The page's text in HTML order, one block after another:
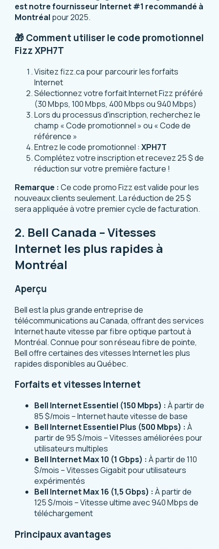
est notre fournisseur Internet #1 recommandé à
Montréal pour 2025.
🎁 Comment utiliser le code promotionnel
Fizz XPH7T
Visitezfizz.ca pour parcourir les forfaits
Internet
Sélectionnez votre forfait Internet Fizz préféré
(30 Mbps, 100 Mbps, 400 Mbps ou 940 Mbps)
Lors du processus d'inscription, recherchez le
champ « Code promotionnel » ou « Code de
référence »
Entrez le code promotionnel : XPH7T
Complétez votre inscription et recevez 25 $ de
réduction sur votre première facture !
Remarque : Ce code promo Fizz est valide pour les
nouveaux clients seulement. La réduction de 25 $
sera appliquée à votre premier cycle de facturation.
2. Bell Canada – Vitesses
Internet les plus rapides à
Montréal
Aperçu
Bell est la plus grande entreprise de
télécommunications au Canada, offrant des services
Internet haute vitesse par fibre optique partout à
Montréal. Connue pour son réseau fibre de pointe,
Bell offre certaines des vitesses Internet les plus
rapides disponibles au Québec.
Forfaits et vitesses Internet
Bell Internet Essentiel (150 Mbps) : À partir de
85 $/mois – Internet haute vitesse de base
Bell Internet Essentiel Plus (500 Mbps) : À
partir de 95 $/mois – Vitesses améliorées pour
utilisateurs multiples
Bell Internet Max 10 (1 Gbps) : À partir de 110
$/mois – Vitesses Gigabit pour utilisateurs
expérimentés
Bell Internet Max 16 (1,5 Gbps) : À partir de
125 $/mois – Vitesse ultime avec 940 Mbps de
téléchargement
Principaux avantages